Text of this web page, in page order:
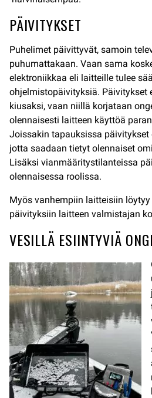
PÄIVITYKSET
Puhelimet päivittyvät, samoin
puhumattakaan. Vaan sama
elektroniikkaa eli laitteille tulee
ohjelmistopäivityksiä. Päivitykset
kiusaksi, vaan niillä korjataan
olennaisesti laitteen käyttöä
Joissakin tapauksissa
jotta saadaan tietyt olennaiset
Lisäksi vianmääritystilanteissa
olennaisessa roolissa.
Myös vanhempiin laitteisiin
päivityksiin laitteen valmistajan
VESILLÄ ESIINTYVIÄ